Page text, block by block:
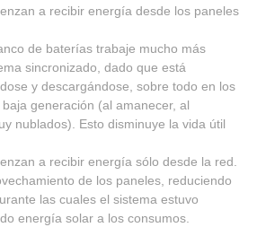
a recibir energía desde los paneles
de baterías trabaje mucho más
sincronizado, dado que está
y descargándose, sobre todo en los
generación (al amanecer, al
nublados). Esto disminuye la vida útil
a recibir energía sólo desde la red.
de los paneles, reduciendo
las cuales el sistema estuvo
energía solar a los consumos.